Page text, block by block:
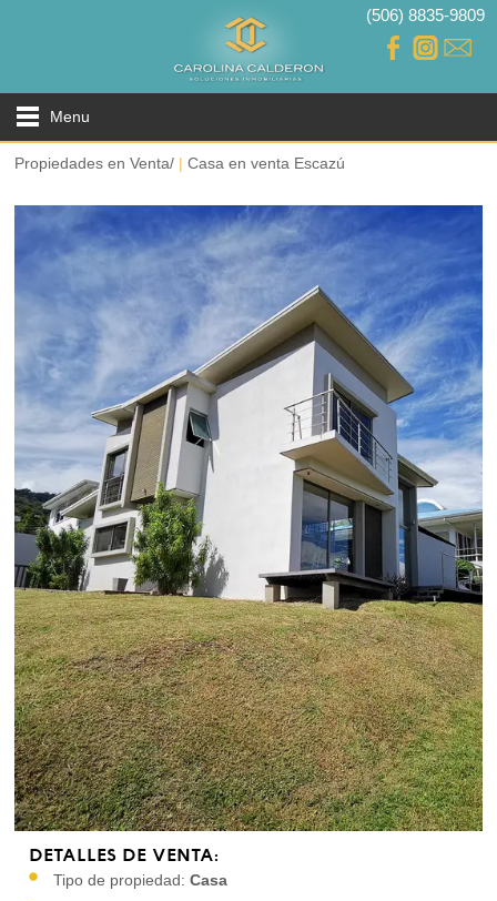
(506) 8835-9809
Menu
Propiedades en Venta/ | Casa en venta Escazú
DETALLES DE VENTA:
Tipo de propiedad: Casa